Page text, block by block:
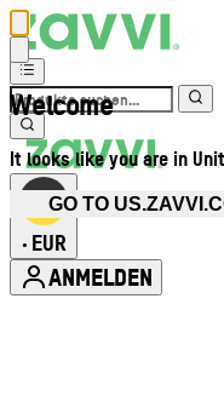
Welcome
It looks like you are in
GO TO
• EUR
ANMELDEN